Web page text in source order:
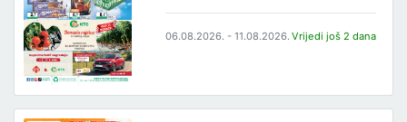
06.08.2026. - 11.08.2026. Vrijedi još 2 dana